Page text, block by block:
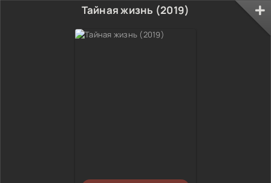
Тайная жизнь (2019)